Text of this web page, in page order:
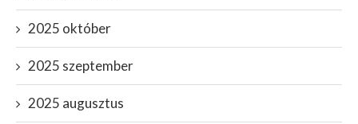
2025 október
2025 szeptember
2025 augusztus